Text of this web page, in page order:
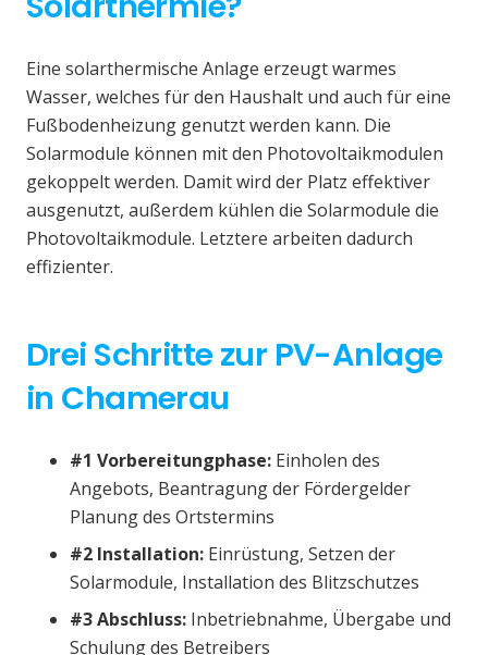
Eine solarthermische Anlage erzeugt warmes
Wasser, welches für den Haushalt und auch für eine
Fußbodenheizung genutzt werden kann. Die
Solarmodule können mit den Photovoltaikmodulen
gekoppelt werden. Damit wird der Platz effektiver
ausgenutzt, außerdem kühlen die Solarmodule die
Photovoltaikmodule. Letztere arbeiten dadurch
effizienter.
Drei Schritte zur PV-Anlage
in Chamerau
#1 Vorbereitungphase: Einholen des
Angebots, Beantragung der Fördergelder
Planung des Ortstermins
#2 Installation: Einrüstung, Setzen der
Solarmodule, Installation des Blitzschutzes
#3 Abschluss: Inbetriebnahme, Übergabe und
Schulung des Betreibers